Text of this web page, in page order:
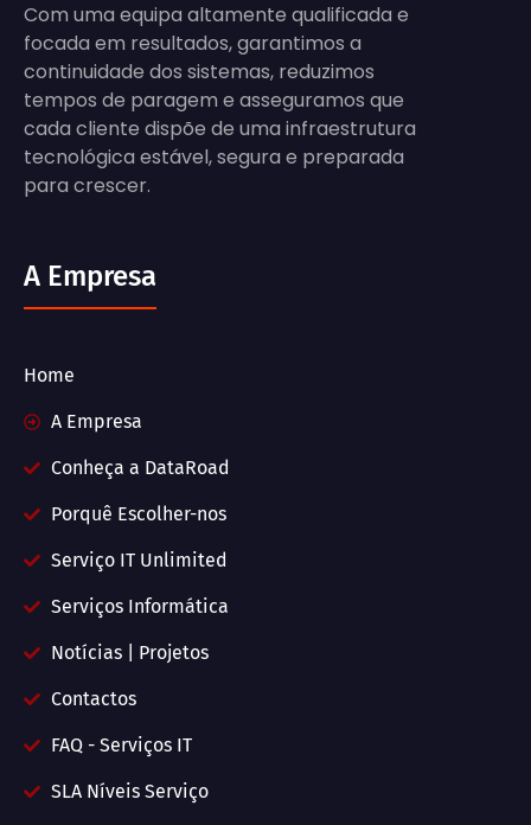
Com uma equipa altamente qualificada e
focada em resultados, garantimos a
continuidade dos sistemas, reduzimos
tempos de paragem e asseguramos que
cada cliente dispõe de uma infraestrutura
tecnológica estável, segura e preparada
para crescer.
A Empresa
Home
A Empresa
Conheça a DataRoad
Porquê Escolher-nos
Serviço IT Unlimited
Serviços Informática
Notícias | Projetos
Contactos
FAQ - Serviços IT
SLA Níveis Serviço